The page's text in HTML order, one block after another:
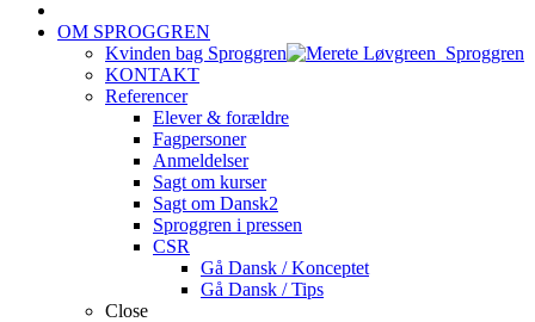
OM SPROGGREN
Kvinden bag Sproggren
KONTAKT
Referencer
Elever & forældre
Fagpersoner
Anmeldelser
Sagt om kurser
Sagt om Dansk2
Sproggren i pressen
CSR
Gå Dansk / Konceptet
Gå Dansk / Tips
Close